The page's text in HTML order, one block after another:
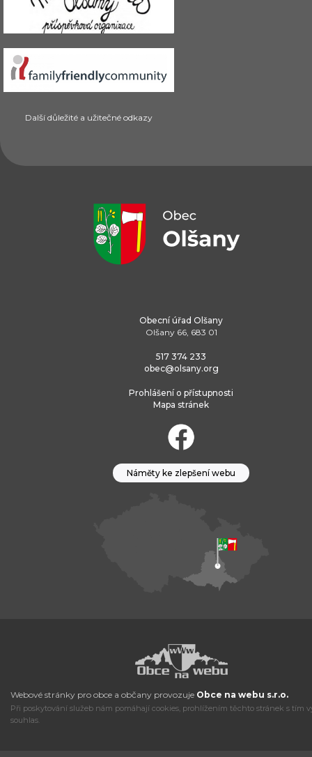
Další důležité a užitečné odkazy
Obecní úřad Olšany
Olšany 66, 683 01
517 374 233
obec@olsany.org
Prohlášení o přístupnosti
Mapa stránek
Náměty ke zlepšení webu
Webové stránky pro obce a občany provozuje Obce na webu s.r.o.
Při poskytování služeb nám pomáhají cookies, prohlížením těchto stránek s tím
souhlas.